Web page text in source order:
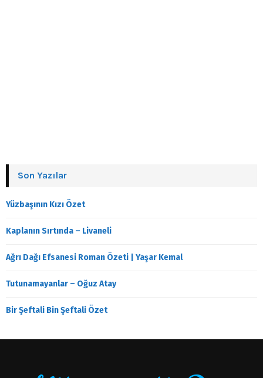
Son Yazılar
Yüzbaşının Kızı Özet
Kaplanın Sırtında – Livaneli
Ağrı Dağı Efsanesi Roman Özeti | Yaşar Kemal
Tutunamayanlar – Oğuz Atay
Bir Şeftali Bin Şeftali Özet